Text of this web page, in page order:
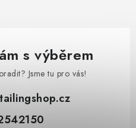
s výběrem
Jsme tu pro vás!